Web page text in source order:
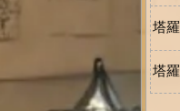
塔羅
塔羅